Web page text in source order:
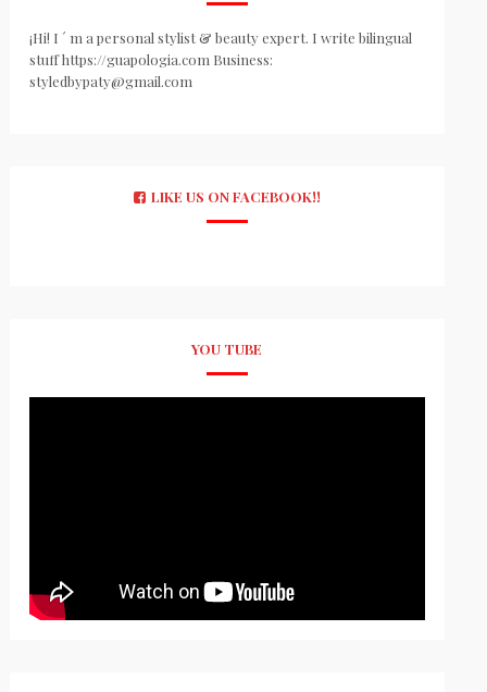
¡Hi! I ´ m a personal stylist & beauty expert. I write bilingual
stuff https://guapologia.com Business:
styledbypaty@gmail.com
LIKE US ON FACEBOOK!!
YOU TUBE